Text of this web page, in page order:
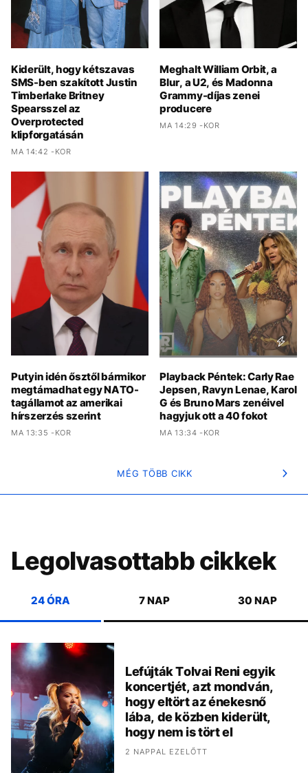
Kiderült, hogy kétszavas
SMS-ben szakított Justin
Timberlake Britney
Spearsszel az
Overprotected
klipforgatásán
MA 14:42 -KOR
Meghalt William Orbit, a
Blur, a U2, és Madonna
Grammy-díjas zenei
producere
MA 14:29 -KOR
Putyin idén ősztől bármikor
megtámadhat egy NATO-
tagállamot az amerikai
hírszerzés szerint
MA 13:35 -KOR
Playback Péntek: Carly Rae
Jepsen, Ravyn Lenae, Karol
G és Bruno Mars zenéivel
hagyjuk ott a 40 fokot
MA 13:34 -KOR
MÉG TÖBB CIKK
Legolvasottabb cikkek
24 ÓRA 7 NAP 30 NAP
Lefújták Tolvai Reni egyik
koncertjét, azt mondván,
hogy eltört az énekesnő
lába, de közben kiderült,
hogy nem is tört el
2 NAPPAL EZELŐTT